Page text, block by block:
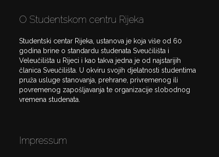
O Studentskom centru Rijeka
Studentski centar Rijeka, ustanova je koja više od 60
godina brine o standardu studenata Sveučilišta i
Veleučilišta u Rijeci i kao takva jedna je od najstarijih
članica Sveučilišta. U okviru svojih djelatnosti studentima
pruža usluge stanovanja, prehrane, privremenog ili
povremenog zapošljavanja te organizacije slobodnog
vremena studenata.
Impressum